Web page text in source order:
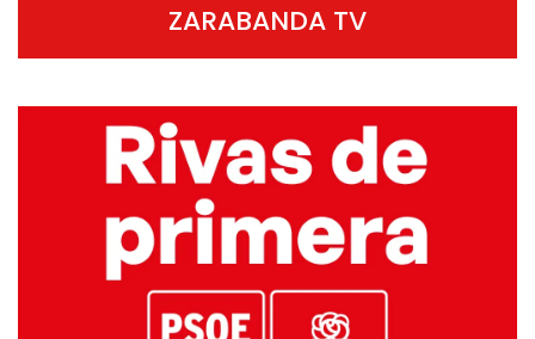
ZARABANDA TV